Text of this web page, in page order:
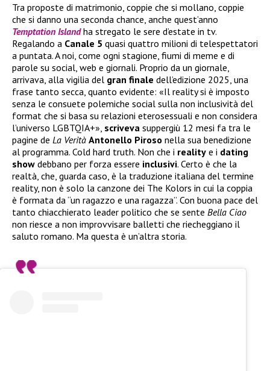
Tra proposte di matrimonio, coppie che si mollano, coppie
che si danno una seconda chance, anche quest’anno
Temptation Islandha stregato le sere d’estate in tv.
Regalando a Canale 5 quasi quattro milioni di telespettatori
a puntata. A noi, come ogni stagione, fiumi di meme e di
parole su social, web e giornali. Proprio da un giornale,
arrivava, alla vigilia del gran finale dell’edizione 2025, una
frase tanto secca, quanto evidente: «Il reality si è imposto
senza le consuete polemiche social sulla non inclusività del
format che si basa su relazioni eterosessuali e non considera
l’universo LGBTQIA+», scriveva suppergiù 12 mesi fa tra le
pagine de La Verità Antonello Piroso nella sua benedizione
al programma. Cold hard truth. Non che i reality e i dating
show debbano per forza essere inclusivi. Certo è che la
realtà, che, guarda caso, è la traduzione italiana del termine
reality, non è solo la canzone dei The Kolors in cui la coppia
è formata da “un ragazzo e una ragazza”. Con buona pace del
tanto chiacchierato leader politico che se sente Bella Ciao
non riesce a non improvvisare balletti che riecheggiano il
saluto romano. Ma questa è un’altra storia.